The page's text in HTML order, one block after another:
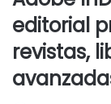
editorial
revistas,